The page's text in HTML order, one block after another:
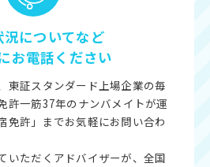
況についてなど
お電話ください
東証スタンダード上場企業の毎
許一筋37年のナンバメイトが運
免許」までお気軽にお問い合わ
いただくアドバイザーが、全国